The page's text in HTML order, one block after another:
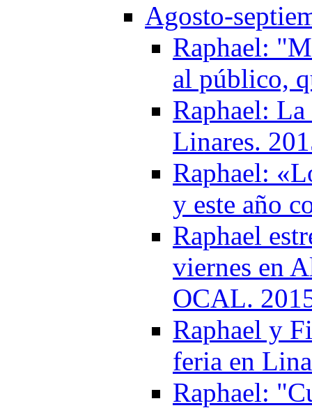
Agosto-
Raphael:
al público,
Raphael:
Linares.
Raphael:
y este año
Raphael
viernes en
OCAL.
Raphael y
feria en
Raphael: